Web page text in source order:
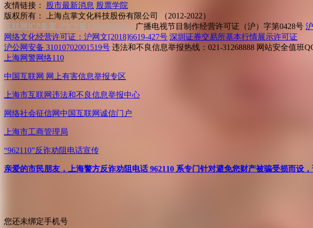
友情链接： 股市最新消息 股票学院
版权所有：
上海点掌文化科技股份有限公司 （2012-2022）
互联网ICP备案 沪ICP备13044908号-1 广播电视节目制作经营许可证（沪）字第0428号
网络文化经营许可证：沪网文[2018]6619-427号 深圳证券交易所基本行情展示许可证
沪公网安备 31010702001519号 违法和不良信息举报热线：021-31268888 网站安全值班
上海网警网络110
中国互联网 网上有害信息举报专区
上海市互联网违法和不良信息举报中心
网络社会征信网 中国互联网诚信门户
上海市工商管理局
“962110”反诈劝阻电话宣传
亲爱的市民朋友，上海警方反诈劝阻电话 962110 系专门针对避免您财产被骗受损而设
您还未绑定手机号